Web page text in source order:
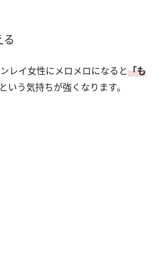
る
レイ女性にメロメロになると「も
という気持ちが強くなります。